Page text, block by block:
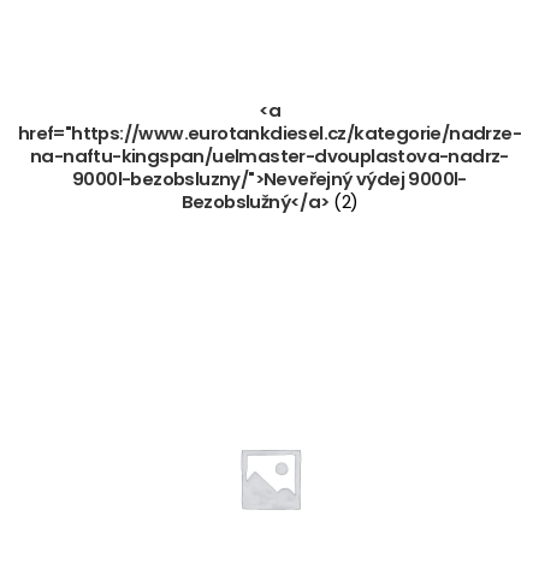
<a
href="https://www.eurotankdiesel.cz/kategorie/nadrze-
na-naftu-kingspan/uelmaster-dvouplastova-nadrz-
9000l-bezobsluzny/">Neveřejný výdej 9000l-
Bezobslužný</a> (2)